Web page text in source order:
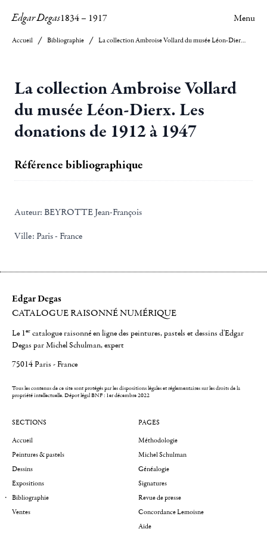
Edgar Degas1834– 1917 Menu
Accueil Bibliographie La collection Ambroise Vollard du musée Léon-Dierx. Les donations de 1912 à 1947
La collection Ambroise Vollard
du musée Léon-Dierx. Les
donations de 1912 à 1947
Référence bibliographique
Auteur: BEYROTTE Jean-François
Ville: Paris - France
Edgar Degas
CATALOGUE RAISONNÉ NUMÉRIQUE
Le 1er catalogue raisonné en ligne des peintures, pastels et dessins d'Edgar
Degas par Michel Schulman, expert
75014 Paris - France
Tous les contenus de ce site sont protégés par les dispositions légales et réglementaires sur les droits de la
propriété intellectuelle.Dépot légal BNF : 1er décembre 2022
SECTIONS
Accueil
Peintures & pastels
Dessins
Expositions
Bibliographie
Ventes
PAGES
Méthodologie
Michel Schulman
Généalogie
Signatures
Revue de presse
Concordance Lemoisne
Aide